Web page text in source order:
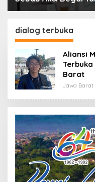
Boleh Hanya
dialog terbuka
Aliansi
Barat
Jawa Barat